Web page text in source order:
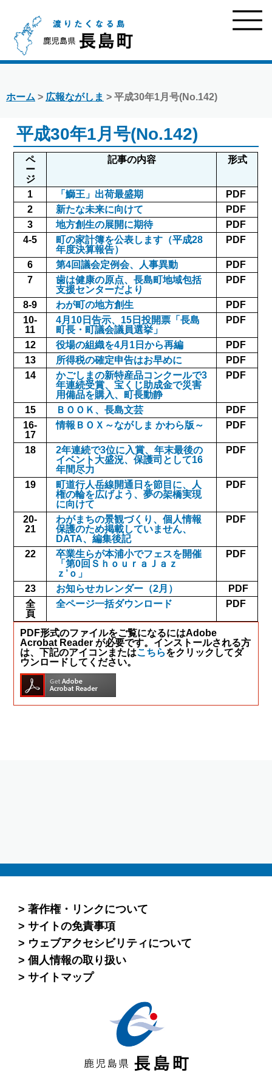
ホーム > 広報ながしま > 平成30年1月号(No.142)
平成30年1月号(No.142)
ペ
ー
ジ
記事の内容 形式
1 「鰤王」出荷最盛期
PDF
2
新たな未来に向けて
PDF
3
地方創生の展開に期待
PDF
4-5
町の家計簿を公表します（平成28
年度決算報告）
PDF
6 第4回議会定例会、人事異動
PDF
7
歯は健康の原点、長島町地域包括
支援センターだより
PDF
8-9 わが町の地方創生
PDF
10-
11
4月10日告示、15日投開票「長島
町長・町議会議員選挙」
PDF
12 役場の組織を4月1日から再編
PDF
13
所得税の確定申告はお早めに
PDF
14
かごしまの新特産品コンクールで3
年連続受賞、宝くじ助成金で災害
用備品を購入、町長動静
PDF
15 ＢＯＯＫ、長島文芸
PDF
16-
17
情報ＢＯＸ～ながしま かわら版～ PDF
18
2年連続で3位に入賞、年末最後の
イベント大盛況、保護司として16
年間尽力
PDF
19
町道行人岳線開通日を節目に、人
権の輪を広げよう、夢の架橋実現
に向けて
PDF
20-
21
わがまちの景観づくり、個人情報
保護のため掲載していません、
DATA、編集後記
PDF
22
卒業生らが本浦小でフェスを開催
「第0回ＳｈｏｕｒａＪａｚ
ｚ’ｏ」
PDF
23 お知らせカレンダー（2月）
PDF
全
頁
全ページ一括ダウンロード PDF
PDF形式のファイルをご覧になるにはAdobe
Acrobat Reader が必要です。インストールされる方
は、下記のアイコンまたはこちらをクリックしてダ
ウンロードしてください。
著作権・リンクについて
サイトの免責事項
ウェブアクセシビリティについて
個人情報の取り扱い
サイトマップ